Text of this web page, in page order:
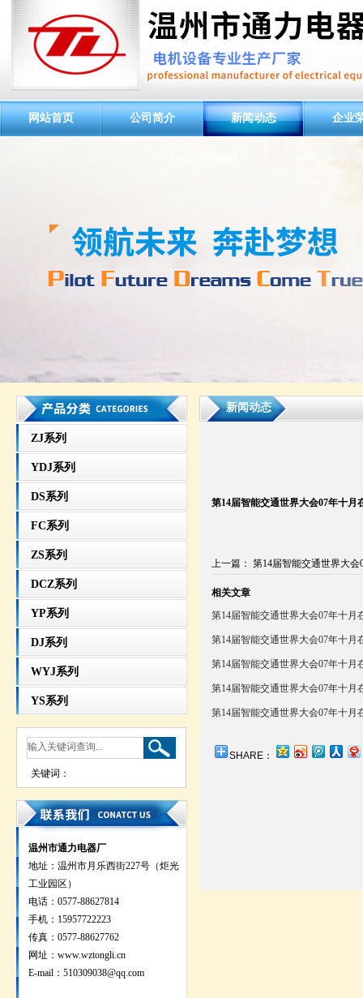
网站首页 公司简介 新闻动态 企业
ZJ系列
YDJ系列
DS系列
FC系列
ZS系列
DCZ系列
YP系列
DJ系列
WYJ系列
YS系列
关键词：
温州市通力电器厂
地址：温州市月乐西街227号（炬光
工业园区）
电话：0577-88627814
手机：15957722223
传真：0577-88627762
网址： www.wztongli.cn
E-mail：510309038@qq.com
新闻动态
第14届智能交通世界大会07年十月
上一篇 ： 第14届智能交通世界大会
相关文章
第14届智能交通世界大会07年十月
第14届智能交通世界大会07年十月
第14届智能交通世界大会07年十月
第14届智能交通世界大会07年十月
第14届智能交通世界大会07年十月
SHARE：